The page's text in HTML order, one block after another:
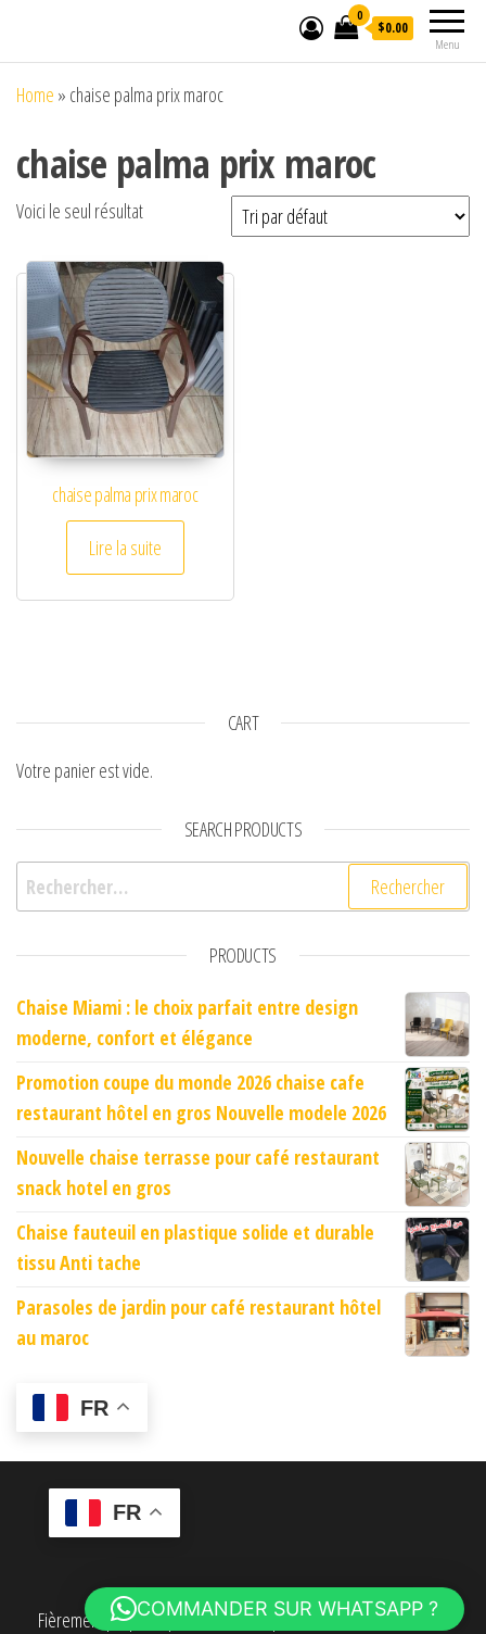
Menu
0
$0.00
Home » chaise palma prix maroc
chaise palma prix maroc
Voici le seul résultat
chaise palma prix maroc
Lire la suite
CART
Votre panier est vide.
SEARCH PRODUCTS
Rechercher :
PRODUCTS
Chaise Miami : le choix parfait entre design
moderne, confort et élégance
Promotion coupe du monde 2026 chaise cafe
restaurant hôtel en gros Nouvelle modele 2026
Nouvelle chaise terrasse pour café restaurant
snack hotel en gros
Chaise fauteuil en plastique solide et durable
tissu Anti tache
Parasoles de jardin pour café restaurant hôtel
au maroc
FR
FR
Fièrement propulsé parWordPress |Thème :Envo eCommerce
COMMANDER SUR WHATSAPP ?